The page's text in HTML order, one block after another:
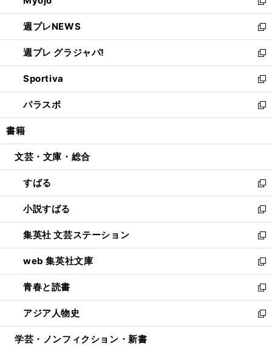
開
く
ウ
で
開
く
ン
ド
ウ
で
開
く
新
し
い
ウ
ィ
ン
ド
ウ
で
開
週プレNEWS
新
し
い
ウ
ィ
ン
ド
ウ
開
週プレ グラジャパ!
新
し
い
ウ
ィ
ン
ウ
開
く
Sportiva
新
し
い
ウ
ン
ウ
で
開
く
パラスポ
新
し
ウ
ン
ド
ウ
で
開
く
書籍
文芸・文庫・総合
すばる
新
し
い
ウ
ィ
ン
ド
ウ
で
開
く
小説すばる
新
し
い
ウ
ィ
ン
ド
ウ
で
開
集英社 文芸ステーション
新
し
い
ウ
ィ
ン
ド
ウ
web 集英社文庫
新
し
い
ウ
ィ
ン
青春と読書
新
し
い
ウ
アジア人物史
新
し
学芸・ノンフィクション・新書